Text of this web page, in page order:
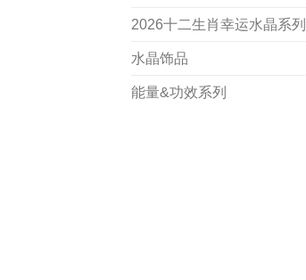
2026十二生肖幸运水晶系列
水晶饰品
能量&功效系列